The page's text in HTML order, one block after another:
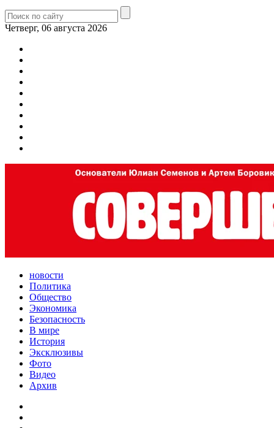
Четверг, 06 августа 2026
новости
Политика
Общество
Экономика
Безопасность
В мире
История
Эксклюзивы
Фото
Видео
Архив